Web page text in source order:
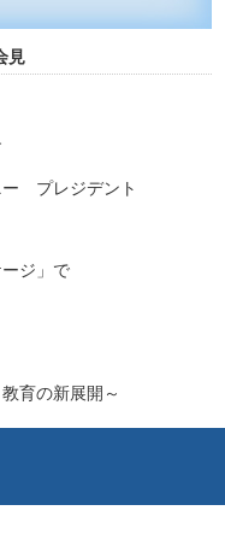
見
レジデント
ジ」で
育の新展開～